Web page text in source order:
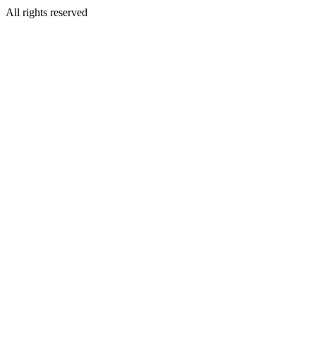
All rights reserved